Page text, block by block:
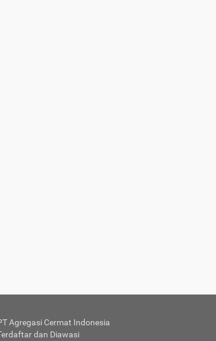
Agregasi Cermat Indonesia
dan Diawasi